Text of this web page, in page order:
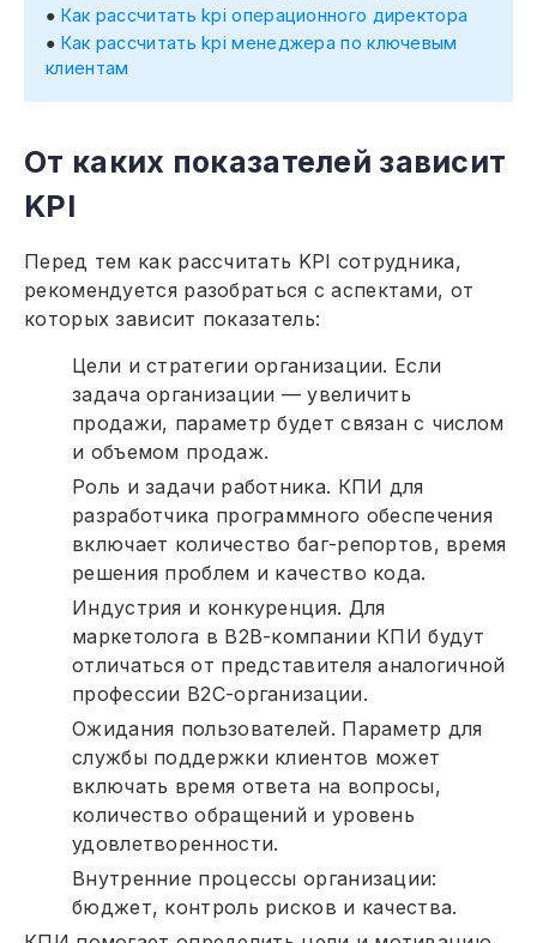
Как рассчитать kpi операционного директора
Как рассчитать kpi менеджера по ключевым
клиентам
От каких показателей зависит
KPI
Перед тем как рассчитать KPI сотрудника,
рекомендуется разобраться с аспектами, от
которых зависит показатель:
Цели и стратегии организации. Если
задача организации — увеличить
продажи, параметр будет связан с числом
и объемом продаж.
Роль и задачи работника. КПИ для
разработчика программного обеспечения
включает количество баг-репортов, время
решения проблем и качество кода.
Индустрия и конкуренция. Для
маркетолога в B2B-компании КПИ будут
отличаться от представителя аналогичной
профессии B2C-организации.
Ожидания пользователей. Параметр для
службы поддержки клиентов может
включать время ответа на вопросы,
количество обращений и уровень
удовлетворенности.
Внутренние процессы организации:
бюджет, контроль рисков и качества.